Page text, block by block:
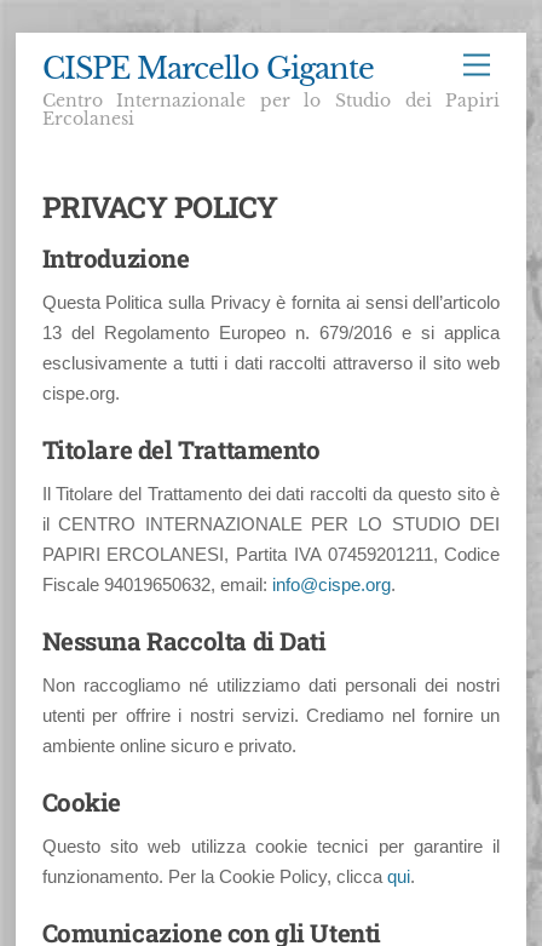
content
Menu
CISPE Marcello Gigante
Centro Internazionale per lo Studio dei Papiri
Ercolanesi
PRIVACY POLICY
Introduzione
Questa Politica sulla Privacy è fornita ai sensi dell’articolo
13 del Regolamento Europeo n. 679/2016 e si applica
esclusivamente a tutti i dati raccolti attraverso il sito web
cispe.org.
Titolare del Trattamento
Il Titolare del Trattamento dei dati raccolti da questo sito è
il CENTRO INTERNAZIONALE PER LO STUDIO DEI
PAPIRI ERCOLANESI, Partita IVA 07459201211, Codice
Fiscale 94019650632, email: info@cispe.org.
Nessuna Raccolta di Dati
Non raccogliamo né utilizziamo dati personali dei nostri
utenti per offrire i nostri servizi. Crediamo nel fornire un
ambiente online sicuro e privato.
Cookie
Questo sito web utilizza cookie tecnici per garantire il
funzionamento. Per la Cookie Policy, clicca qui.
Comunicazione con gli Utenti